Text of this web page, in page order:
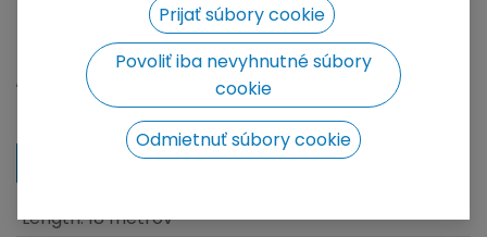
Ratchet Straps with Looped Ends at each end. 5
Ton/18m - Black
Not Available For Sale
Add to wishlist
Length:18 metrov
Prijať súbory cookie
Povoliť iba nevyhnutné súbory
cookie
Odmietnuť súbory cookie